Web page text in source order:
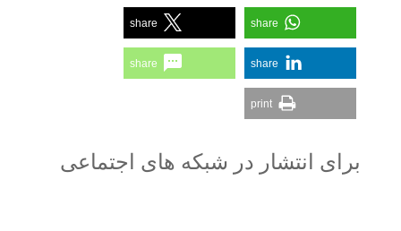
share
share
share
share
print
برای انتشار در شبکه های اجتماعی